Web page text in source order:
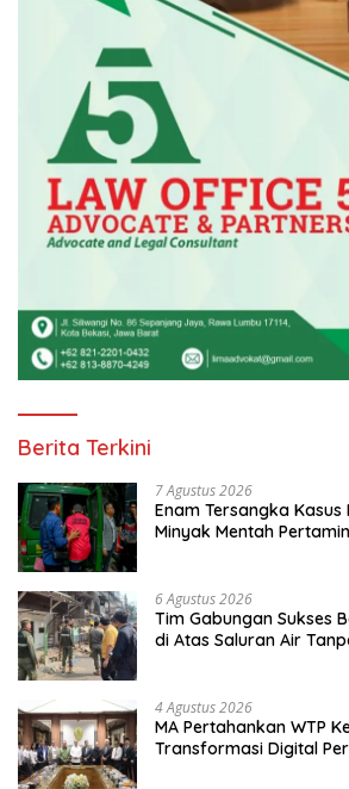
Berita Terkini
7 Agustus 2026
Enam Tersangka
Minyak Mentah
6 Agustus 2026
Tim Gabungan Sukses
di Atas Saluran Air
4 Agustus 2026
MA Pertahankan WTP
Transformasi Digital